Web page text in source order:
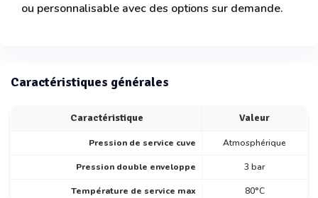
ou personnalisable avec des options sur demande.
Caractéristiques générales
Caractéristique Valeur
Pression de service cuve Atmosphérique
Pression double enveloppe 3 bar
Température de service max 80°C